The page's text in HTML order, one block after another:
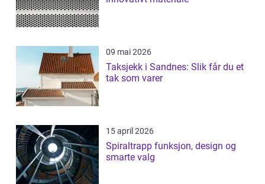
09 mai 2026
Taksjekk i Sandnes: Slik får du et
tak som varer
15 april 2026
Spiraltrapp funksjon, design og
smarte valg